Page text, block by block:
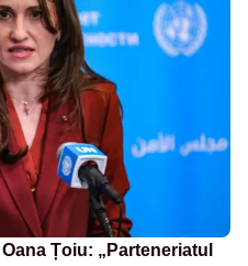
Țoiu: „Parteneriatul